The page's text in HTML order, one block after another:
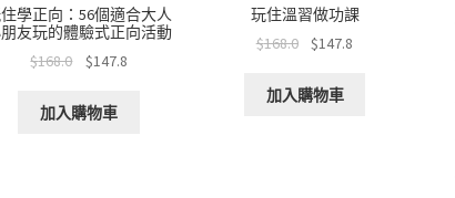
學正向：56個適合大人
友玩的體驗式正向活動
$168.0 $147.8
加入購物車
玩住溫習做功課
$168.0 $147.8
加入購物車